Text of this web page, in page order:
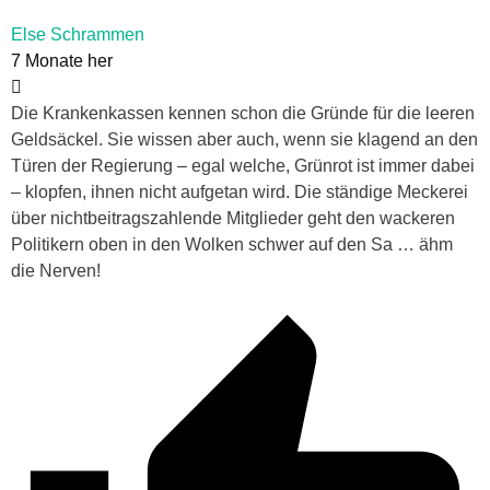
Else Schrammen
7 Monate her
Die Krankenkassen kennen schon die Gründe für die leeren
Geldsäckel. Sie wissen aber auch, wenn sie klagend an den
Türen der Regierung – egal welche, Grünrot ist immer dabei
– klopfen, ihnen nicht aufgetan wird. Die ständige Meckerei
über nichtbeitragszahlende Mitglieder geht den wackeren
Politikern oben in den Wolken schwer auf den Sa … ähm
die Nerven!